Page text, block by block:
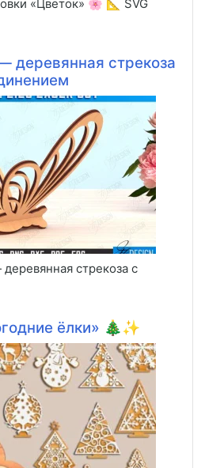
«Цветок» 🌸 📐 SVG
деревянная стрекоза
стрекоза с
ёлки» 🎄✨